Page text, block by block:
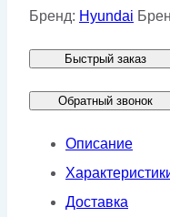
погрузчик
16B-
9F
Бренд: Hyundai
Быстрый заказ
Обратный звонок
Описание
Доставка